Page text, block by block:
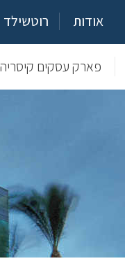
אודות רוטשילד
פארק עסקים קיסריה